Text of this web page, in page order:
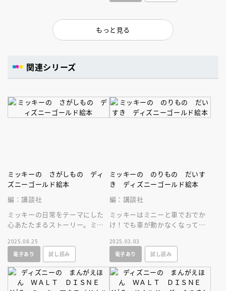
もっと見る
関連シリーズ
ミッキーの さがしもの ディ
ズニーゴールド絵本
編：講談社
ミッキーの日常をテーマにした
心あたたまるストーリー。ミッ
をすませてミニーの家に向かっ
たが・・・。
2025.08.25
電子あり
試し読み
ミッキーの のりもの だいす
き ディズニーゴールド絵本
編：講談社
ミッキーはミニーと車でおでか
け！でも車が動かなくなってし
ど？ 子どもの大好きな乗り物
いっぱいの絵本
2025.03.03
電子あり
試し読み